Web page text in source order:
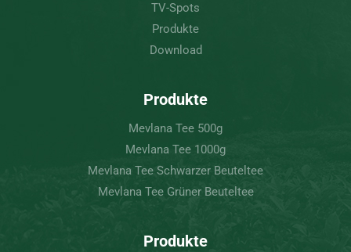
TV-Spots
Produkte
Download
Produkte
Mevlana Tee 500g
Mevlana Tee 1000g
Mevlana Tee Schwarzer Beuteltee
Mevlana Tee Grüner Beuteltee
Produkte